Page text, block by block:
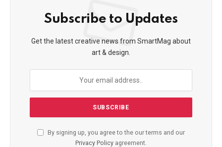
Subscribe to Updates
Get the latest creative news from SmartMag about
art & design.
By signing up, you agree to the our terms and our
Privacy Policy agreement.